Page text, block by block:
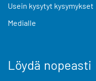
Usein kysytyt kysymykset
Medialle
Löydä nopeasti